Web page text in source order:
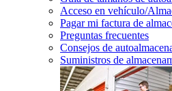
Acceso en vehículo/
Pagar mi factura de
Preguntas frecuentes
Consejos de
Suministros de